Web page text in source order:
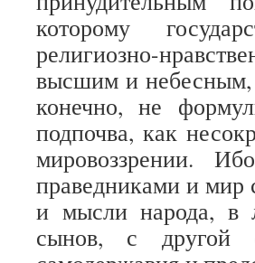
которому
религиозно-
высшим и
конечно, не
подпочва, как
мировоззрении.
праведниками и мир
и мысли народа, в
сынов, с другой